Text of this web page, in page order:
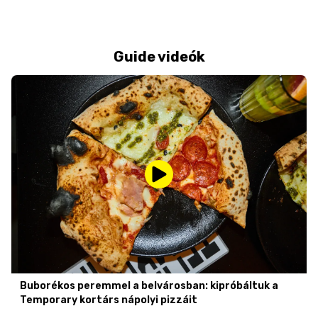
Guide videók
Buborékos peremmel a belvárosban: kipróbáltuk a
Temporary kortárs nápolyi pizzáit